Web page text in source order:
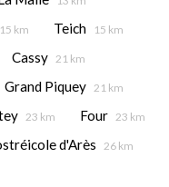
15 km Teich 15 km
Cassy 21 km
Grand Piquey 21 km
23 km Four 23 km
d'Arès 26 km